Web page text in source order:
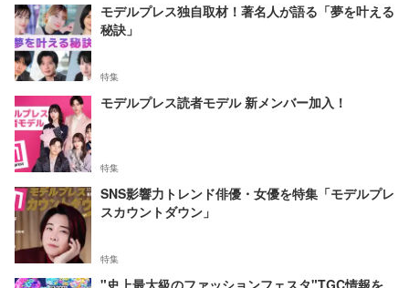
モデルプレス独自取材！著名人が語る「夢を叶える
秘訣」
特集
モデルプレス読者モデル 新メンバー加入！
特集
SNS影響力トレンド俳優・女優を特集「モデルプレ
スカウントダウン」
特集
"史上最大級のファッションフェスタ"TGC情報を